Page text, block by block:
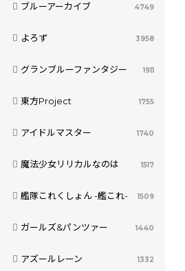
ブルーアーカイブ 4749
よろず 3958
グランブルーファンタジー 1911
東方Project 1755
アイドルマスター 1740
魔法少女リリカルなのは 1517
艦隊これくしょん -艦これ- 1509
ガールズ&パンツァー 1440
アズールレーン 1332